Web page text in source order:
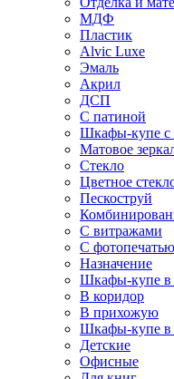
МДФ
Пластик
Alvic Luxe
Эмаль
Акрил
ДСП
С патиной
Шкафы-купе с
Матовое
Стекло
Цветное
Пескоструй
С витражами
С фотопечатью
Назначение
Шкафы-купе в
В коридор
В прихожую
Шкафы-купе в
Детские
Офисные